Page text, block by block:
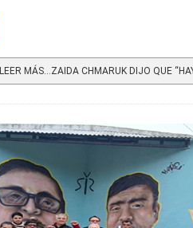
LEER MÁS…ZAIDA CHMARUK DIJO QUE